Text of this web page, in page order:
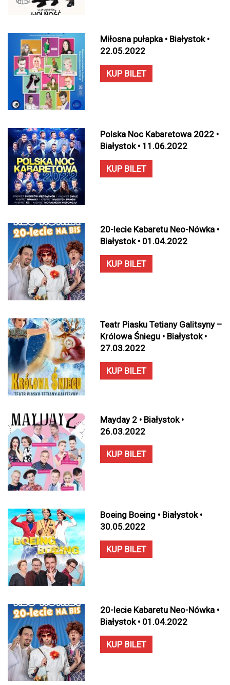
Miłosna pułapka • Białystok •
22.05.2022
KUP BILET
Polska Noc Kabaretowa 2022 •
Białystok • 11.06.2022
KUP BILET
20-lecie Kabaretu Neo-Nówka •
Białystok • 01.04.2022
KUP BILET
Teatr Piasku Tetiany Galitsyny –
Królowa Śniegu • Białystok •
27.03.2022
KUP BILET
Mayday 2 • Białystok •
26.03.2022
KUP BILET
Boeing Boeing • Białystok •
30.05.2022
KUP BILET
20-lecie Kabaretu Neo-Nówka •
Białystok • 01.04.2022
KUP BILET